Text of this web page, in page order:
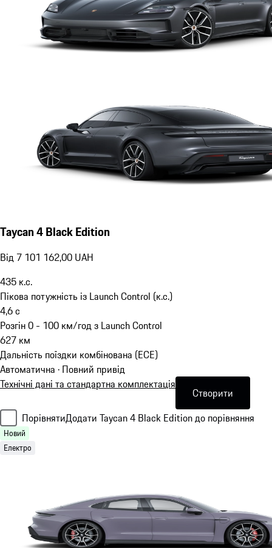
Taycan 4 Black Edition
Від 7 101 162,00 UAH
435 к.с.
Пікова потужність із Launch Control (к.с.)
4,6с
Розгін 0 - 100 км/год з Launch Control
627 км
Дальність поїздки комбінована (ECE)
Автоматична · Повний привід
Технічні дані та стандартна комплектація
Створити
ПорівнятиДодати Taycan 4 Black Edition до порівняння
Новий
Електро